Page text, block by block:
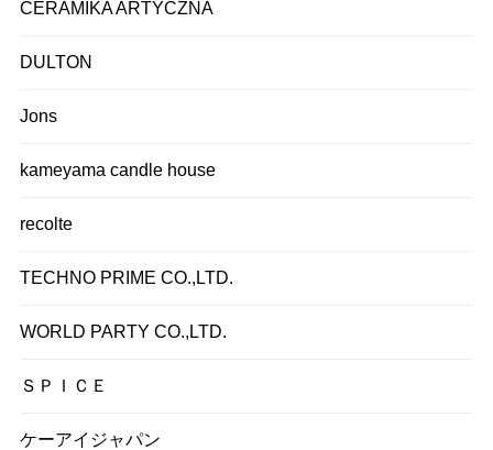
CERAMIKA ARTYCZNA
DULTON
Jons
kameyama candle house
recolte
TECHNO PRIME CO.,LTD.
WORLD PARTY CO.,LTD.
ＳＰＩＣＥ
ケーアイジャパン